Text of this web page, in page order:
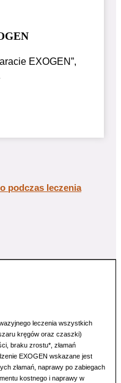
EXOGEN”,
podczas leczenia
leczenia wszystkich
kręgów oraz czaszki)
braku zrostu*, złamań
EXOGEN wskazane jest
złamań, naprawy po zabiegach
kostnego i naprawy w